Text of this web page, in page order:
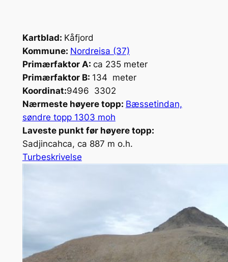
Kartblad: Kåfjord
Kommune: Nordreisa (37)
Primærfaktor A: ca 235 meter
Primærfaktor B: 134 meter
Koordinat:9496 3302
Nærmeste høyere topp: Bæssetindan,
søndre topp 1303 moh
Laveste punkt før høyere topp:
Sadjincahca, ca 887 m o.h.
Turbeskrivelse